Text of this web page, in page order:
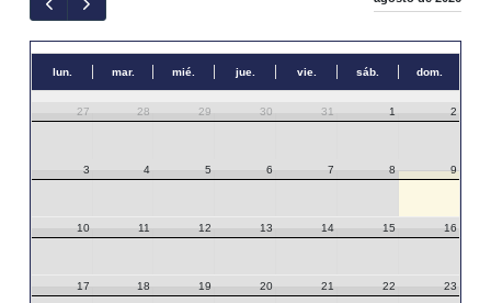
lun. mar. mié. jue. vie. sáb. dom.
27 28 29 30 31 1 2
3 4 5 6 7 8 9
10 11 12 13 14 15 16
17 18 19 20 21 22 23